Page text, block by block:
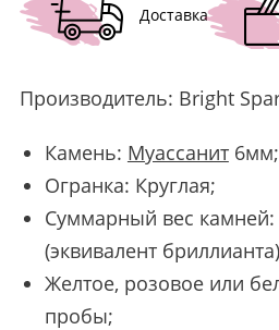
Доставка
Производитель: Bright
Камень: Муассанит6мм;
Огранка: Круглая;
Суммарный вес камней:
(эквивалент
Желтое, розовое или
пробы;